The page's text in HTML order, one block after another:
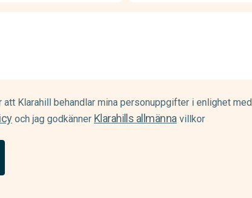
att Klarahill behandlar mina personuppgifter i enlighet med
och jag godkänner Klarahills allmännavillkor